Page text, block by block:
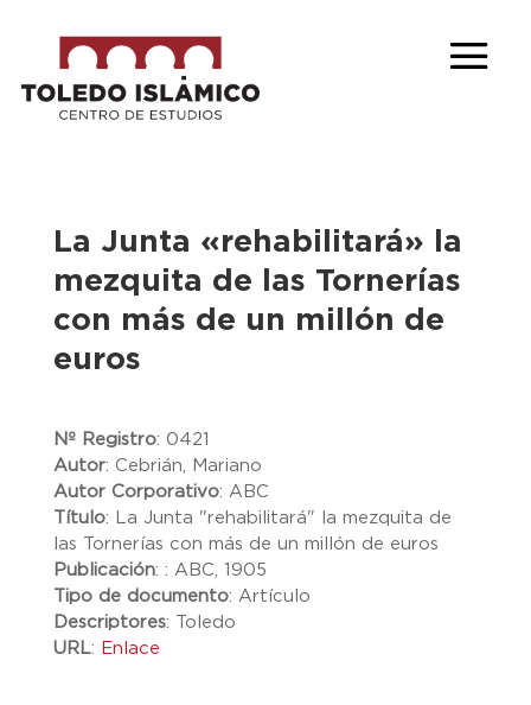
La Junta «rehabilitará» la
mezquita de las Tornerías
con más de un millón de
euros
Nº Registro: 0421
Autor: Cebrián, Mariano
Autor Corporativo: ABC
Título: La Junta "rehabilitará" la mezquita de
las Tornerías con más de un millón de euros
Publicación: : ABC, 1905
Tipo de documento: Artículo
Descriptores:
Toledo
URL: Enlace